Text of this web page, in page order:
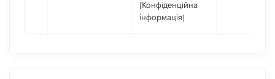
[Конфіденційна
інформація]